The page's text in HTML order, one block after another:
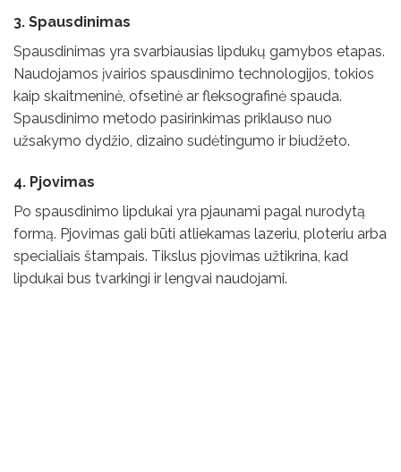
3. Spausdinimas
Spausdinimas yra svarbiausias lipdukų gamybos etapas.
Naudojamos įvairios spausdinimo technologijos, tokios
kaip skaitmeninė, ofsetinė ar fleksografinė spauda.
Spausdinimo metodo pasirinkimas priklauso nuo
užsakymo dydžio, dizaino sudėtingumo ir biudžeto.
4. Pjovimas
Po spausdinimo lipdukai yra pjaunami pagal nurodytą
formą. Pjovimas gali būti atliekamas lazeriu, ploteriu arba
specialiais štampais. Tikslus pjovimas užtikrina, kad
lipdukai bus tvarkingi ir lengvai naudojami.